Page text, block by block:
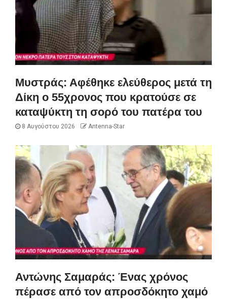
Μυστράς: Αφέθηκε ελεύθερος μετά τη
Δίκη ο 55χρονος που κρατούσε σε
καταψύκτη τη σορό του πατέρα του
8 Αυγούστου 2026 Antenna-Star
Αντώνης Σαμαράς: Ένας χρόνος
πέρασε από τον απροσδόκητο χαμό